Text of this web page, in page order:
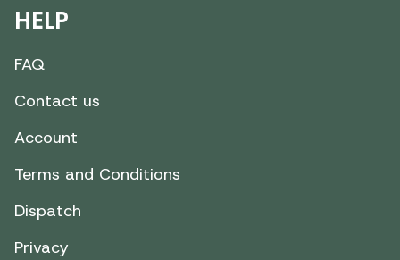
HELP
FAQ
Contact us
Account
Terms and Conditions
Dispatch
Privacy